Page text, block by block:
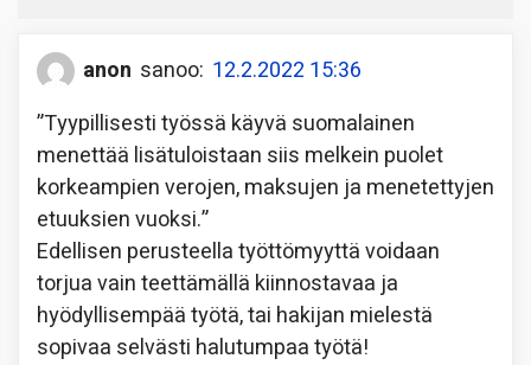
anon sanoo: 12.2.2022 15:36
”Tyypillisesti työssä käyvä suomalainen
menettää lisätuloistaan siis melkein puolet
korkeampien verojen, maksujen ja menetettyjen
etuuksien vuoksi.”
Edellisen perusteella työttömyyttä voidaan
torjua vain teettämällä kiinnostavaa ja
hyödyllisempää työtä, tai hakijan mielestä
sopivaa selvästi halutumpaa työtä!